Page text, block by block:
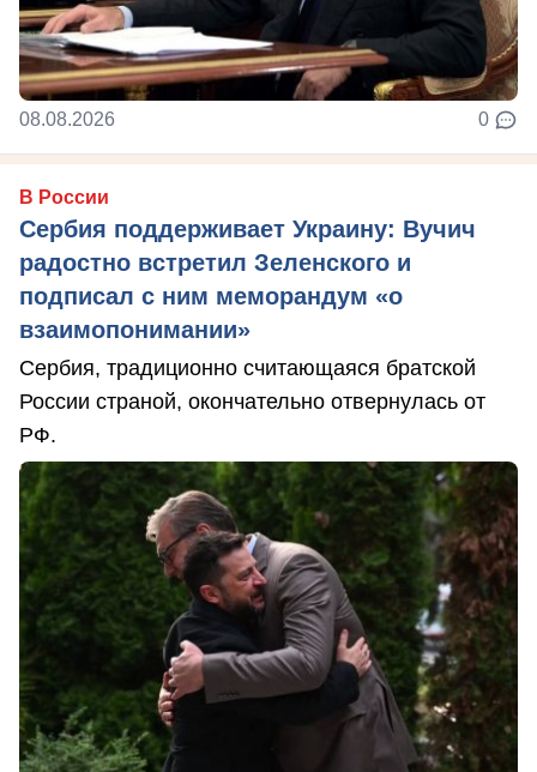
08.08.2026 0
В России
Сербия поддерживает Украину: Вучич
радостно встретил Зеленского и
подписал с ним меморандум «о
взаимопонимании»
Сербия, традиционно считающаяся братской
России страной, окончательно отвернулась от
РФ.